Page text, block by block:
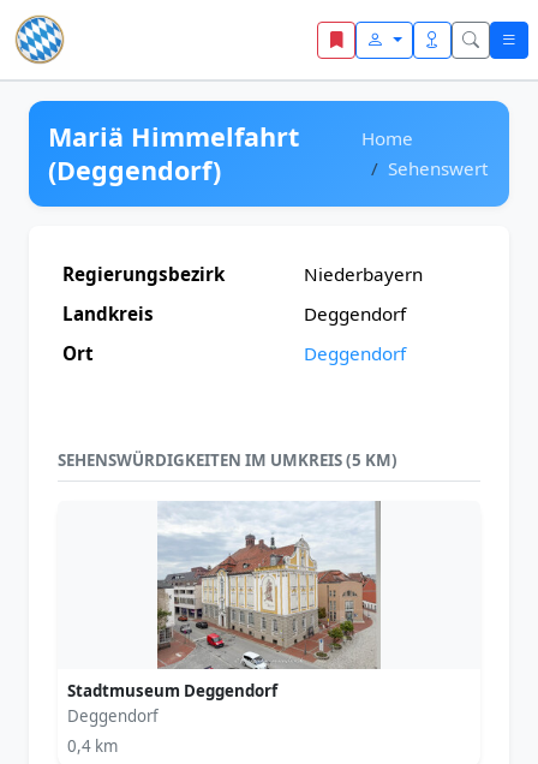
Zum Inhalt springen
Mariä Himmelfahrt
(Deggendorf)
Home
Sehenswert
Regierungsbezirk
Niederbayern
Landkreis
Deggendorf
Ort
Deggendorf
SEHENSWÜRDIGKEITEN IM UMKREIS (5 KM)
Stadtmuseum Deggendorf
Deggendorf
0,4 km